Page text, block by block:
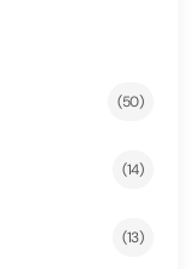
(50)
(14)
(13)